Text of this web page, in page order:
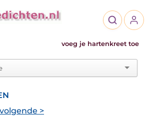
voeg je hartenkreet toe
volgende >